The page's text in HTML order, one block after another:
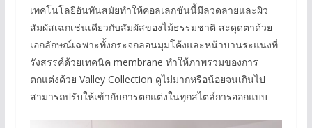
เทคโนโลยีอันทันสมัยทำให้คอลเลกชันนี้มีลวดลายและผิว
สัมผัสเฉกเช่นเดียวกับสัมผัสของไม้ธรรมชาติ สะดุดตาด้วย
เอกลักษณ์เฉพาะทั้งกระจกลอนมุมโค้งและหน้าบานระแนงที่
รังสรรค์ด้วยเทคนิค membrane ทำให้ภาพรวมของการ
ตกแต่งด้วย Valley Collection ดูไม่มากหรือน้อยจนเกินไป
สามารถปรับให้เข้ากับการตกแต่งในทุกสไตล์การออกแบบ